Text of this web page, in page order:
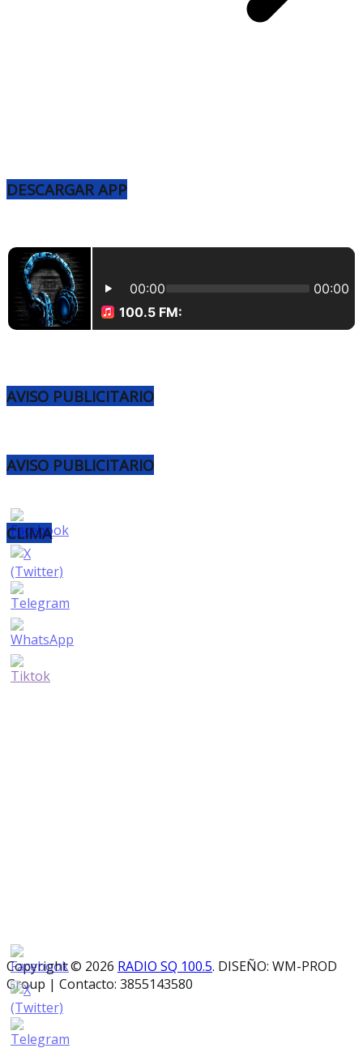
DESCARGAR APP
AVISO PUBLICITARIO
AVISO PUBLICITARIO
CLIMA
Copyright © 2026 RADIO SQ 100.5. DISEÑO: WM-PROD
Group | Contacto: 3855143580